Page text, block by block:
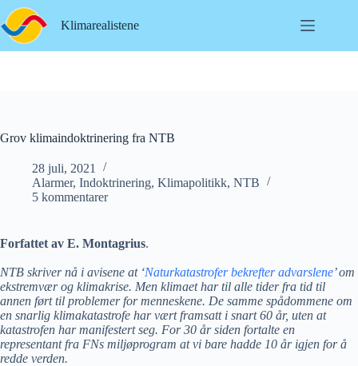
Hopp
til
innholdet
Klimarealistene
Grov klimaindoktrinering fra NTB
28 juli, 2021
Alarmer, Indoktrinering, Klimapolitikk, NTB
5 kommentarer
Forfattet av E. Montagrius.
NTB skriver nå i avisene at ‘Naturkatastrofer bekrefter advarslene’ om
ekstremvær og klimakrise. Men klimaet har til alle tider fra tid til
annen ført til problemer for menneskene. De samme spådommene om
en snarlig klimakatastrofe har vært framsatt i snart 60 år, uten at
katastrofen har manifestert seg. For 30 år siden fortalte en
representant fra FNs miljøprogram at vi bare hadde 10 år igjen for å
redde verden.